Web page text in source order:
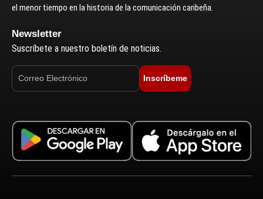
el menor tiempo en la historia de la comunicación caribeña.
Newsletter
Suscríbete a nuestro boletín de noticias.
Inscríbeme